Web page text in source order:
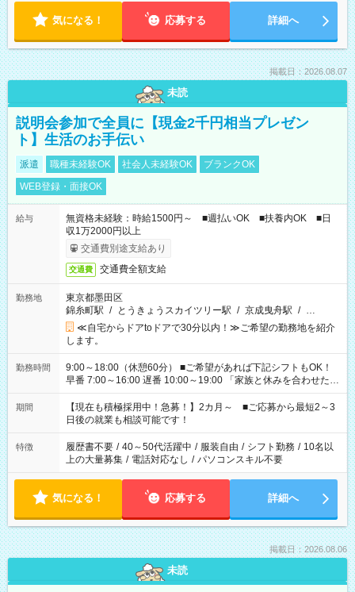
気になる！ 応募する 詳細へ
掲載日：2026.08.07
未読
説明会参加で全員に【現金2千円相当プレゼン
ト】生活のお手伝い
派遣 職種未経験OK 社会人未経験OK
ブランクOK
WEB登録・面接OK
給与
無資格未経験：時給1500円～ ■週払いOK ■扶養内OK ■日
収1万2000円以上
交通費別途支給あり
交通費 交通費全額支給
勤務地
東京都墨田区
錦糸町駅 / とうきょうスカイツリー駅 / 京成曳舟駅 / …
≪自宅からドアtoドアで30分以内！≫ご希望の勤務地を紹介
します。
勤務時間
9:00～18:00（休憩60分） ■ご希望があれば下記シフトもOK！
早番 7:00～16:00 遅番 10:00～19:00 「家族と休みを合わせた
い」 「余裕を持って夕飯の準備がしたい」 「できれば残業はし
たくない」 など、ご希望を教えてくださいね。 ※Wワーク希望
の方へ 今ご覧のお仕事で希望する勤務時間と、もう1つのお仕事
の勤務時間。 合計で週40時間を超える場合は応募できません。
期間
【現在も積極採用中！急募！】2カ月～ ■ご応募から最短2～3
日後の就業も相談可能です！
特徴 履歴書不要 / 40～50代活躍中 / 服装自由 / シフト勤務 / 10名以
上の大量募集 / 電話対応なし / パソコンスキル不要
気になる！ 応募する 詳細へ
掲載日：2026.08.06
未読